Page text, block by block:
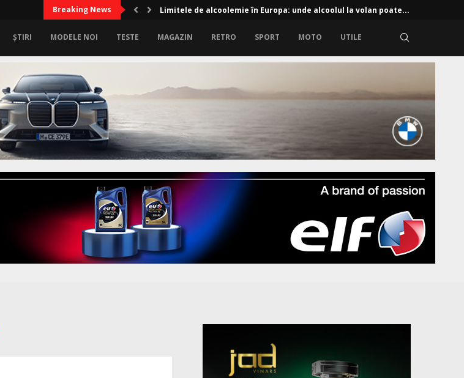
Breaking News Limitele de alcoolemie în Europa: unde alcoolul la volan poate...
ȘTIRI MODELE NOI TESTE MAGAZIN RETRO SPORT MOTO UTILE